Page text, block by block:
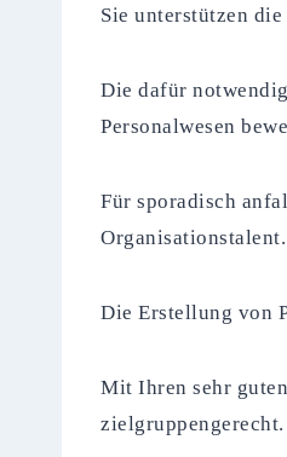
Sie unterstützen
Die dafür
Personalwesen
Für sporadisch
Die Erstellung von
Mit Ihren sehr
zielgruppengerecht.